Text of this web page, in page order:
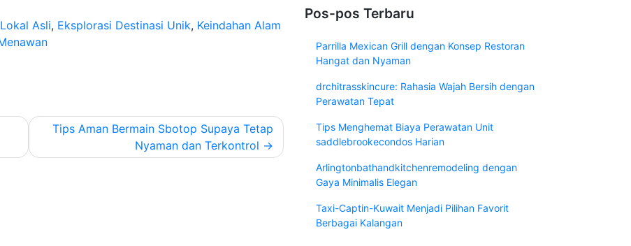
Asli, Eksplorasi Destinasi Unik, Keindahan Alam
Tips Aman Bermain Sbotop Supaya Tetap
Nyaman dan Terkontrol
Pos-pos Terbaru
Parrilla Mexican Grill dengan Konsep Restoran
Hangat dan Nyaman
drchitrasskincure: Rahasia Wajah Bersih dengan
Perawatan Tepat
Tips Menghemat Biaya Perawatan Unit
saddlebrookecondos Harian
Arlingtonbathandkitchenremodeling dengan
Gaya Minimalis Elegan
Taxi-Captin-Kuwait Menjadi Pilihan Favorit
Berbagai Kalangan